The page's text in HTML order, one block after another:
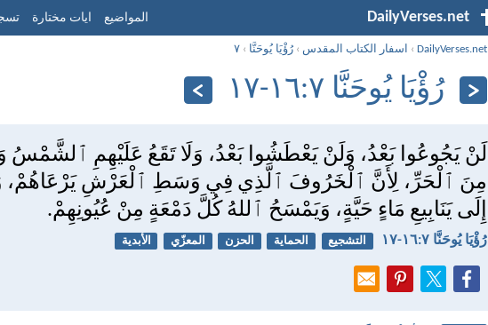
DailyVerses.net المواضيع ايات مختارة
DailyVerses.net
› اسفار الكتاب المقدس ›رُؤْيَا يُوحَنَّا ›٧
رُؤْيَا يُوحَنَّا ٧:‏١٦-‏١٧
لَنْ يَجُوعُوا بَعْدُ، وَلَنْ يَعْطَشُوا بَعْدُ، وَلَا تَقَعُ عَلَيْهِمِ ٱلشَّمْسُ
مِنَ ٱلْحَرِّ، لِأَنَّ ٱلْخَرُوفَ ٱلَّذِي فِي وَسَطِ ٱلْعَرْشِ يَرْعَاهُمْ،
إِلَى يَنَابِيعِ مَاءٍ حَيَّةٍ، وَيَمْسَحُ ٱللهُ كُلَّ دَمْعَةٍ مِنْ عُيُونِهِمْ.
رُؤْيَا يُوحَنَّا ٧:‏١٦-‏١٧ التشجيع الحماية الحزن المعزّي الأبدية